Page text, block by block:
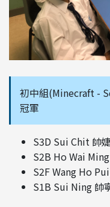
初中組(Minecraft -
冠軍
S3D Sui Chit 帥婕
S2B Ho Wai
S2F Wang Ho
S1B Sui Ning 帥